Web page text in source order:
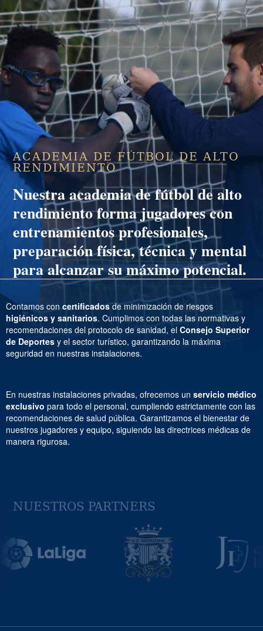
ACADEMIA DE FÚTBOL DE ALTO
RENDIMIENTO
Nuestraacademia de fútbol de alto
rendimientoforma jugadores con
entrenamientos profesionales,
preparación física, técnica y mental
para alcanzar su máximo potencial.
Contamos concertificadosde minimización de riesgos
higiénicos y sanitarios. Cumplimos con todas las normativas y
recomendaciones del protocolo de sanidad, el Consejo Superior
de Deportes y el sector turístico, garantizando la máxima
seguridad en nuestras instalaciones.
En nuestras instalaciones privadas, ofrecemos un servicio médico
exclusivo para todo el personal, cumpliendo estrictamente con las
recomendaciones de salud pública. Garantizamos el bienestar de
nuestros jugadores y equipo, siguiendo las directrices médicas de
manera rigurosa.
NUESTROS PARTNERS